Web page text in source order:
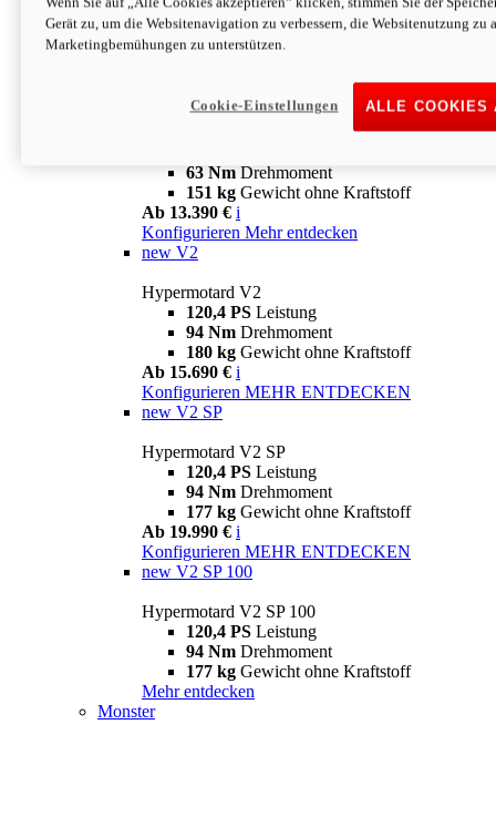
63 NmDrehmoment
151 kgGewicht ohne Kraftstoff
Ab 13.890 € i
63 Nm Drehmoment
151 kg Gewicht ohne Kraftstoff
Ab 13.390 € i
Konfigurieren Mehr entdecken
new V2
Hypermotard V2
120,4 PS Leistung
94 Nm Drehmoment
180 kg Gewicht ohne Kraftstoff
Ab 15.690 € i
Konfigurieren MEHR ENTDECKEN
new V2 SP
Hypermotard V2 SP
120,4 PS Leistung
94 Nm Drehmoment
177 kg Gewicht ohne Kraftstoff
Ab 19.990 € i
Konfigurieren MEHR ENTDECKEN
new V2 SP 100
Hypermotard V2 SP 100
120,4 PS Leistung
94 Nm Drehmoment
177 kg Gewicht ohne Kraftstoff
Mehr entdecken
Monster
Gerät zu, um die Websitenavigation zu verbessern, die Websitenutzung zu
Marketingbemühungen zu unterstützen.
ALLE COOKIES
Cookie-Einstellungen